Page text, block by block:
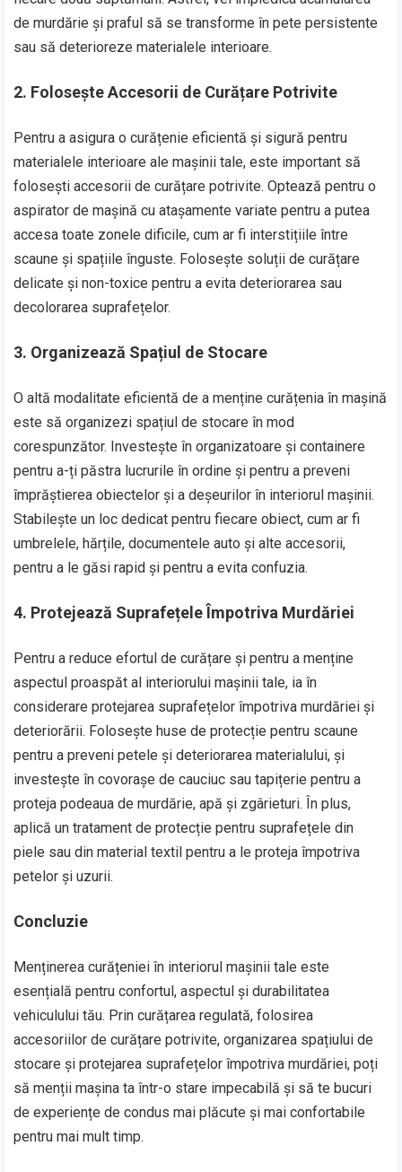
de murdărie și praful să se transforme în pete persistente
sau să deterioreze materialele interioare.
2. Folosește Accesorii de Curățare Potrivite
Pentru a asigura o curățenie eficientă și sigură pentru
materialele interioare ale mașinii tale, este important să
folosești accesorii de curățare potrivite. Optează pentru o
aspirator de mașină cu atașamente variate pentru a putea
accesa toate zonele dificile, cum ar fi interstițiile între
scaune și spațiile înguste. Folosește soluții de curățare
delicate și non-toxice pentru a evita deteriorarea sau
decolorarea suprafețelor.
3. Organizează Spațiul de Stocare
O altă modalitate eficientă de a menține curățenia în mașină
este să organizezi spațiul de stocare în mod
corespunzător. Investește în organizatoare și containere
pentru a-ți păstra lucrurile în ordine și pentru a preveni
împrăștierea obiectelor și a deșeurilor în interiorul mașinii.
Stabilește un loc dedicat pentru fiecare obiect, cum ar fi
umbrelele, hărțile, documentele auto și alte accesorii,
pentru a le găsi rapid și pentru a evita confuzia.
4. Protejează Suprafețele Împotriva Murdăriei
Pentru a reduce efortul de curățare și pentru a menține
aspectul proaspăt al interiorului mașinii tale, ia în
considerare protejarea suprafețelor împotriva murdăriei și
deteriorării. Folosește huse de protecție pentru scaune
pentru a preveni petele și deteriorarea materialului, și
investește în covorașe de cauciuc sau tapițerie pentru a
proteja podeaua de murdărie, apă și zgârieturi. În plus,
aplică un tratament de protecție pentru suprafețele din
piele sau din material textil pentru a le proteja împotriva
petelor și uzurii.
Concluzie
Menținerea curățeniei în interiorul mașinii tale este
esențială pentru confortul, aspectul și durabilitatea
vehiculului tău. Prin curățarea regulată, folosirea
accesoriilor de curățare potrivite, organizarea spațiului de
stocare și protejarea suprafețelor împotriva murdăriei, poți
să menții mașina ta într-o stare impecabilă și să te bucuri
de experiențe de condus mai plăcute și mai confortabile
pentru mai mult timp.